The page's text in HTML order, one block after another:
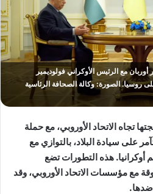
مع الرئيس الأوكراني فولوديمير
روسيا. الصورة: وكالة الصحافة الرئاسية
تجاه الاتحاد الأوروبي، مع حملة
على سيادة البلاد، بالتوازي مع
هذه التطورات تضع
مع مؤسسات الاتحاد الأوروبي، وقد
ضدها.